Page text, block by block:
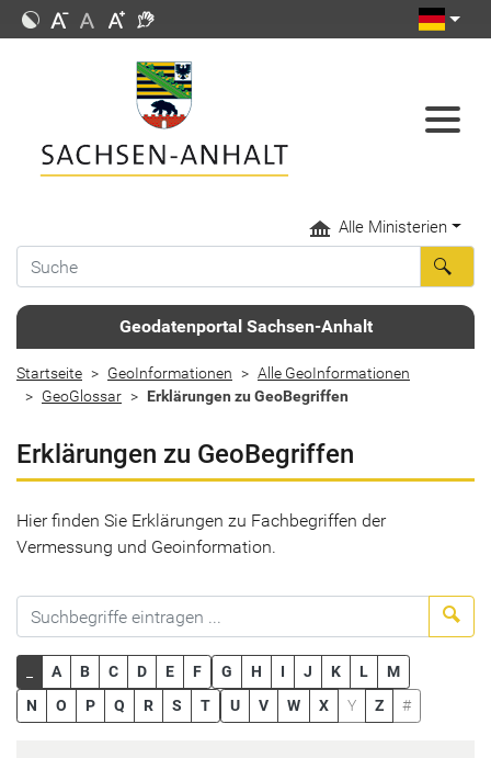
Alle Ministerien
Geodatenportal Sachsen-Anhalt
Startseite GeoInformationen
Alle GeoInformationen
GeoGlossar
Erklärungen zu GeoBegriffen
Erklärungen zu GeoBegriffen
Hier finden Sie Erklärungen zu Fachbegriffen der
Vermessung und Geoinformation.
A B C D E F G H I J K L
M
N
O P Q R S T U V W X Y Z #